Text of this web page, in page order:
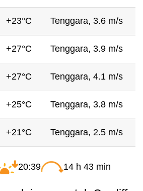
+23°C Tenggara, 3.6 m/s
+27°C Tenggara, 3.9 m/s
+27°C Tenggara, 4.1 m/s
+25°C Tenggara, 3.8 m/s
+21°C Tenggara, 2.5 m/s
20:39 14 h 43 min